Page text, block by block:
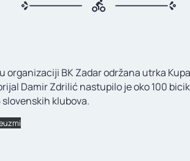
organizaciji BK Zadar održana utrka
Damir Zdrilić nastupilo je oko 100
slovenskih klubova.